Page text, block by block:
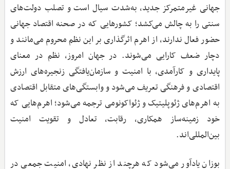
جهانی غیرمتمرکز جدید، به‌شدت سیال است و تصلب دولت‌های
سنتی را به چالش می‌کشد؛ کشورهایی که در صحنه اقتصاد جهانی
حضور فعال ندارند، از اهرم اثرگذاری بر این نظم محروم می‌مانند و
دچار ضعف کارایی می‌شوند. در جهان امروز، نظم در معنای
پایداری و کارآمدی، با امنیت و سازمان‌یافتگی زنجیره‌های ارزش
اقتصادی و فرهنگی تعریف می‌شود و وابستگی‌های متقابل اقتصادی
به اهرم‌های ژئوپلیتیک و ژئواکونومی ترجمه می‌شود؛ اهرم‌هایی که
خود زمینه‌ساز همکاری، رقابت، تعادل و تقویت امنیت
بین‌المللی‌اند.
بوزان یادآور می‌شود که هرچند از نظر نهادی، امنیت جمعی در